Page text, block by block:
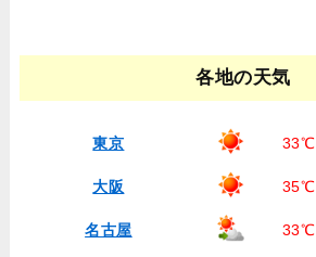
各地の天気
東京 33℃
大阪 35℃
名古屋 33℃